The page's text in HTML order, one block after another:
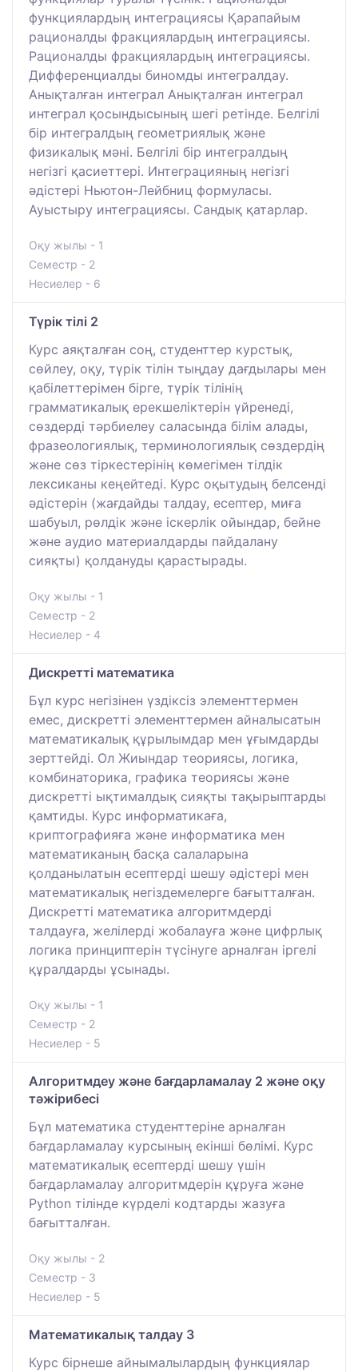
функциялардың интеграциясы Қарапайым
рационалды фракциялардың интеграциясы.
Рационалды фракциялардың интеграциясы.
Дифференциалды биномды интегралдау.
Анықталған интеграл Анықталған интеграл
интеграл қосындысының шегі ретінде. Белгілі
бір интегралдың геометриялық және
физикалық мәні. Белгілі бір интегралдың
негізгі қасиеттері. Интеграцияның негізгі
әдістері Ньютон-Лейбниц формуласы.
Ауыстыру интеграциясы. Сандық қатарлар.
Оқу жылы - 1
Семестр - 2
Несиелер - 6
Түрік тілі 2
Курс аяқталған соң, студенттер курстық,
сөйлеу, оқу, түрік тілін тыңдау дағдылары мен
қабілеттерімен бірге, түрік тілінің
грамматикалық ерекшеліктерін үйренеді,
сөздерді тәрбиелеу саласында білім алады,
фразеологиялық, терминологиялық сөздердің
және сөз тіркестерінің көмегімен тілдік
лексиканы кеңейтеді. Курс оқытудың белсенді
әдістерін (жағдайды талдау, есептер, миға
шабуыл, рөлдік және іскерлік ойындар, бейне
және аудио материалдарды пайдалану
сияқты) қолдануды қарастырады.
Оқу жылы - 1
Семестр - 2
Несиелер - 4
Дискретті математика
Бұл курс негізінен үздіксіз элементтермен
емес, дискретті элементтермен айналысатын
математикалық құрылымдар мен ұғымдарды
зерттейді. Ол Жиындар теориясы, логика,
комбинаторика, графика теориясы және
дискретті ықтималдық сияқты тақырыптарды
қамтиды. Курс информатикаға,
криптографияға және информатика мен
математиканың басқа салаларына
қолданылатын есептерді шешу әдістері мен
математикалық негіздемелерге бағытталған.
Дискретті математика алгоритмдерді
талдауға, желілерді жобалауға және цифрлық
логика принциптерін түсінуге арналған іргелі
құралдарды ұсынады.
Оқу жылы - 1
Семестр - 2
Несиелер - 5
Алгоритмдеу және бағдарламалау 2 және оқу
тәжірибесі
Бұл математика студенттеріне арналған
бағдарламалау курсының екінші бөлімі. Курс
математикалық есептерді шешу үшін
бағдарламалау алгоритмдерін құруға және
Python тілінде күрделі кодтарды жазуға
бағытталған.
Оқу жылы - 2
Семестр - 3
Несиелер - 5
Математикалық талдау 3
Курс бірнеше айнымалылардың функциялар